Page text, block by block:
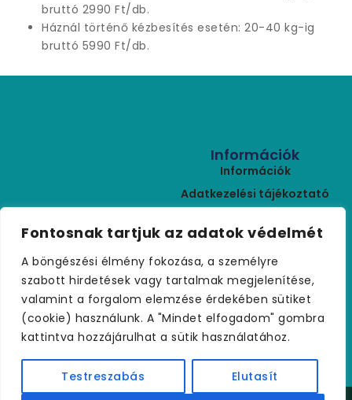
Fontosnak tartjuk az adatok védelmét
A böngészési élmény fokozása, a személyre
szabott hirdetések vagy tartalmak megjelenítése,
valamint a forgalom elemzése érdekében sütiket
(cookie) használunk. A "Mindet elfogadom" gombra
kattintva hozzájárulhat a sütik használatához.
Testreszabás Elutasít
bruttó 2990 Ft/db.
Háznál történő kézbesítés esetén: 20-40 kg-ig
bruttó 5990 Ft/db.
Kapcsolat
+36 (30) 459 9970
palmakerteszet@gmail.com
Információk
Információk
Adatkezelési tájékoztató
Rólunk
Szállítási feltételek
Visszaküldés
Kapcsolat